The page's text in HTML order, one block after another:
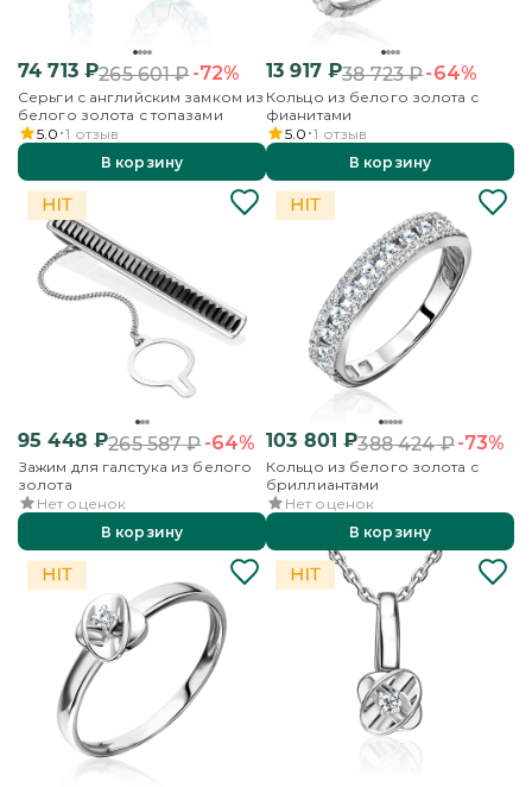
74 713₽265 601₽-72%
Серьги с английским замком из
белого золота с топазами
5.0 1 отзыв
В корзину
13 917₽38 723₽-64%
Кольцо из белого золота с
фианитами
5.0 1 отзыв
В корзину
95 448 ₽265 587₽-64%
Зажим для галстука из белого
золота
Нет оценок
В корзину
103 801 ₽388 424₽-73%
Кольцо из белого золота с
бриллиантами
Нет оценок
В корзину